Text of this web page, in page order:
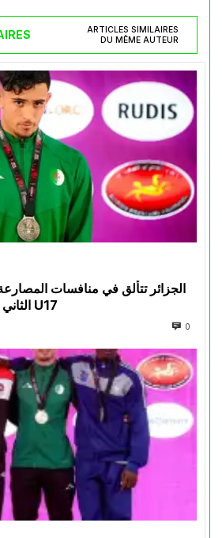
ARTICLES SIMILAIRES
DU MÊME AUTEUR
الجزائر تتألق في منافسات
الثاني في البطولة الإفريقية U17
0